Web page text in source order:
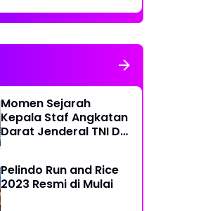
dan Balap Liar
Momen Sejarah
Kepala Staf Angkatan
Darat Jenderal TNI Dr
Pelindo Run and Rice
2023 Resmi di Mulai